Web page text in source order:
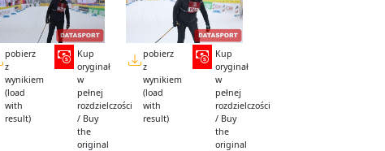
pobierz
z
wynikiem
(load
with
result)
Kup
oryginał
w
pełnej
rozdzielczości
/ Buy
the
original
pobierz
z
wynikiem
(load
with
result)
Kup
oryginał
w
pełnej
rozdzielczości
/ Buy
the
original